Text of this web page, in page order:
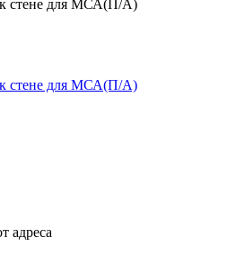
стене для МСА(П/А)
адреса